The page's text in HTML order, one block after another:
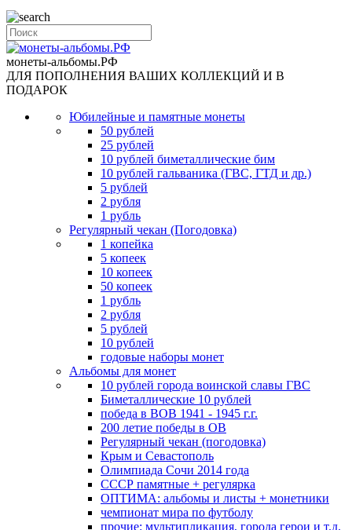
монеты-альбомы.РФ
ДЛЯ ПОПОЛНЕНИЯ ВАШИХ КОЛЛЕКЦИЙ И В
ПОДАРОК
Юбилейные и памятные монеты
50 рублей
25 рублей
10 рублей биметаллические бим
10 рублей гальваника (ГВС, ГТД и др.)
5 рублей
2 рубля
1 рубль
Регулярный чекан (Погодовка)
1 копейка
5 копеек
10 копеек
50 копеек
1 рубль
2 рубля
5 рублей
10 рублей
годовые наборы монет
Альбомы для монет
10 рублей города воинской славы ГВС
Биметаллические 10 рублей
победа в ВОВ 1941 - 1945 г.г.
200 летие победы в ОВ
Регулярный чекан (погодовка)
Крым и Севастополь
Олимпиада Сочи 2014 года
СССР памятные + регулярка
ОПТИМА: альбомы и листы + монетники
чемпионат мира по футболу
прочие: мультипликация, города герои и т.д.